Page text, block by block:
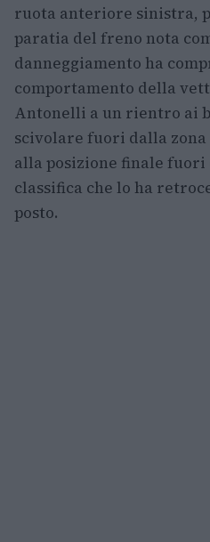
ruota anteriore sinistra,
paratia del freno nota
danneggiamento ha
comportamento della
Antonelli a un rientro ai
scivolare fuori dalla
alla posizione finale fuori
classifica che lo ha
posto.